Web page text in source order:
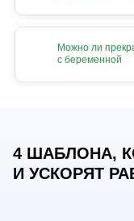
Можно ли
с беременной
4 ШАБЛОНА,
И УСКОРЯТ